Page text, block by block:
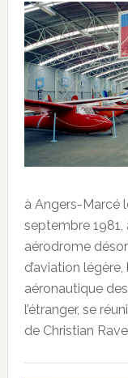
à Angers-Marcé
septembre 1981,
aérodrome
d’aviation
aéronautique
l’étranger, se
de Christian